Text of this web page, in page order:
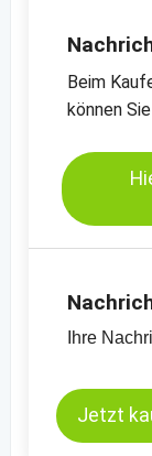
Beim
können
Ihre
Jetzt